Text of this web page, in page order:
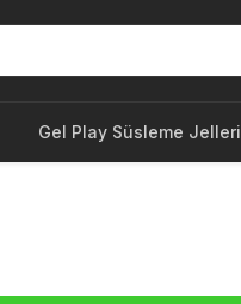
Gel Play Süsleme Jelleri